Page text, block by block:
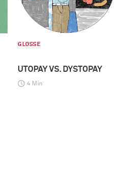
GLOSSE
UTOPAY VS. DYSTOPAY
4 Min